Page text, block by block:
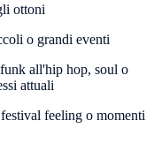
ottoni
o grandi eventi
all'hip hop, soul o
attuali
feeling o momenti